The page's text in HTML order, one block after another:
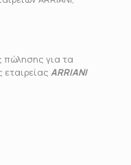
πώλησης για τα
ARRIANI